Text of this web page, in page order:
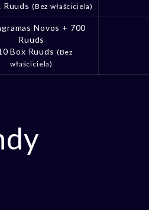
Ruuds (Bez właściciela)
Novos + 700
Ruuds
Box Ruuds (Bez
właściciela)